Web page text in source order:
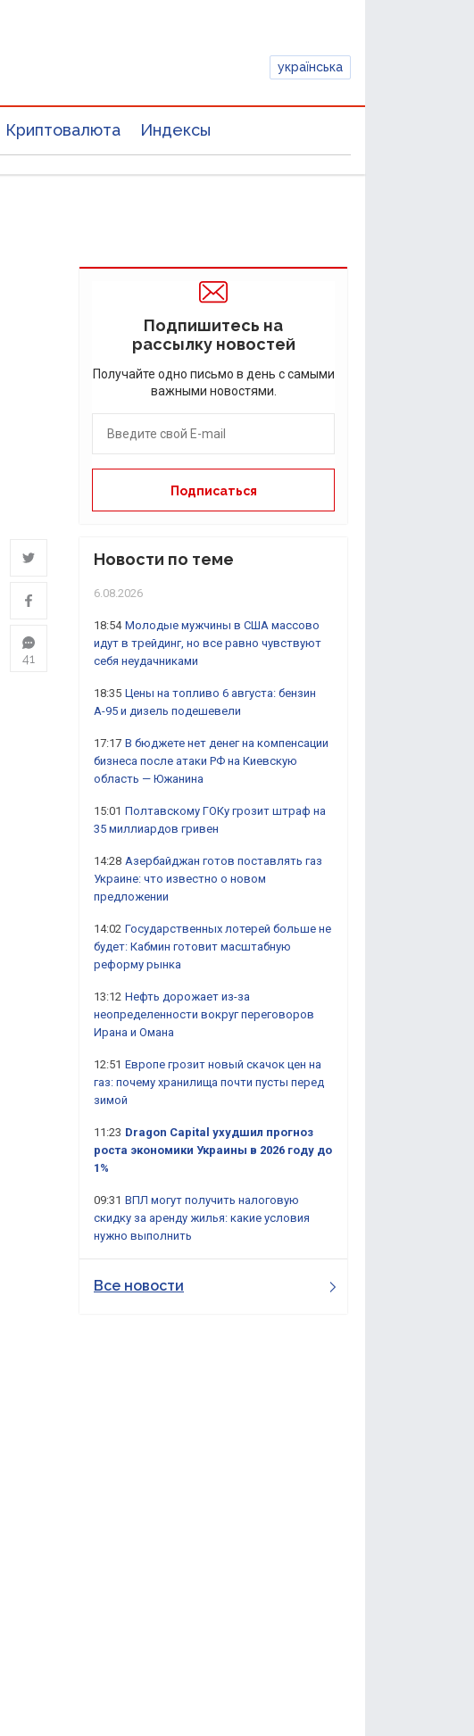
українська
Криптовалюта Индексы
41
Подпишитесь на
рассылку новостей
Получайте одно письмо в день с самыми
важными новостями.
Новости по теме
6.08.2026
18:54 Молодые мужчины в США массово
идут в трейдинг, но все равно чувствуют
себя неудачниками
18:35 Цены на топливо 6 августа: бензин
А-95 и дизель подешевели
17:17 В бюджете нет денег на компенсации
бизнеса после атаки РФ на Киевскую
область — Южанина
15:01 Полтавскому ГОКу грозит штраф на
35 миллиардов гривен
14:28 Азербайджан готов поставлять газ
Украине: что известно о новом
предложении
14:02 Государственных лотерей больше не
будет: Кабмин готовит масштабную
реформу рынка
13:12 Нефть дорожает из-за
неопределенности вокруг переговоров
Ирана и Омана
12:51 Европе грозит новый скачок цен на
газ: почему хранилища почти пусты перед
зимой
11:23 Dragon Capital ухудшил прогноз
роста экономики Украины в 2026 году до
1%
09:31 ВПЛ могут получить налоговую
скидку за аренду жилья: какие условия
нужно выполнить
Все новости